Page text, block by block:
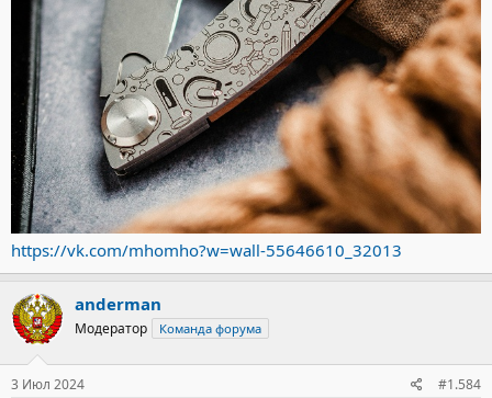
https://vk.com/mhomho?w=wall-55646610_32013
anderman
Модератор Команда форума
3 Июл 2024 #1.584